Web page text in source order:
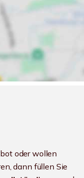
oder wollen
dann füllen Sie